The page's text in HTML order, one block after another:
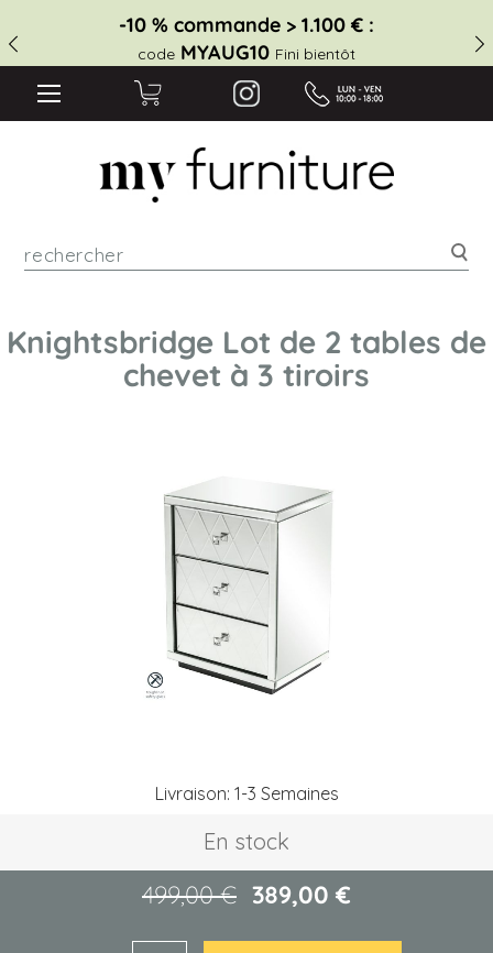
-10 % commande > 1.100 € :
code MYAUG10 Fini bientôt
Knightsbridge Lot de 2 tables de
chevet à 3 tiroirs
Livraison: 1-3 Semaines
En stock
389,00 €
499,00 €